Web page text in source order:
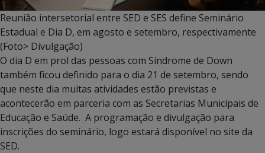
Reunião intersetorial entre SED e SES define Seminário
Estadual e Dia D, em agosto e setembro, respectivamente
(Foto> Divulgação)
O dia D em prol das pessoas com Síndrome de Down
também ficou definido para o dia 21 de setembro, sendo
que neste dia muitas atividades estão previstas e
acontecerão em parceria com as Secretarias Municipais de
Educação e Saúde. A programação e divulgação para
inscrições do seminário, logo estará disponível no site da
SED.